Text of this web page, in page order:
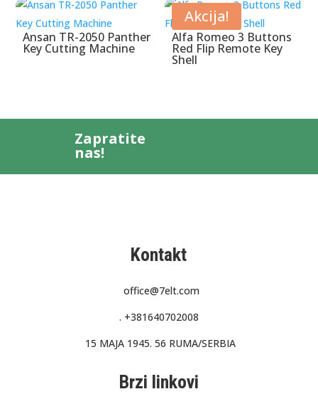
Ansan TR-2050 Panther
Key Cutting Machine
Akcija!
Alfa Romeo 3 Buttons
Red Flip Remote Key
Shell
Zapratite
nas!
Kontakt
office@7elt.com
. +381640702008
15 MAJA 1945. 56 RUMA/SERBIA
Brzi linkovi